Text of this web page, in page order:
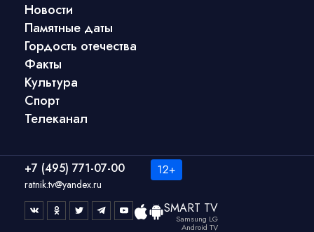
Новости
Памятные даты
Гордость отечества
Факты
Культура
Спорт
Телеканал
+7 (495) 771-07-00
ratnik.tv@yandex.ru
SMART TV
Samsung LG
Android TV